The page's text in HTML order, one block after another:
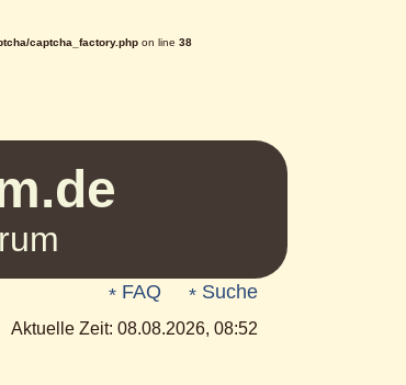
captcha_factory.php on line 38
FAQ Suche
Aktuelle Zeit: 08.08.2026, 08:52